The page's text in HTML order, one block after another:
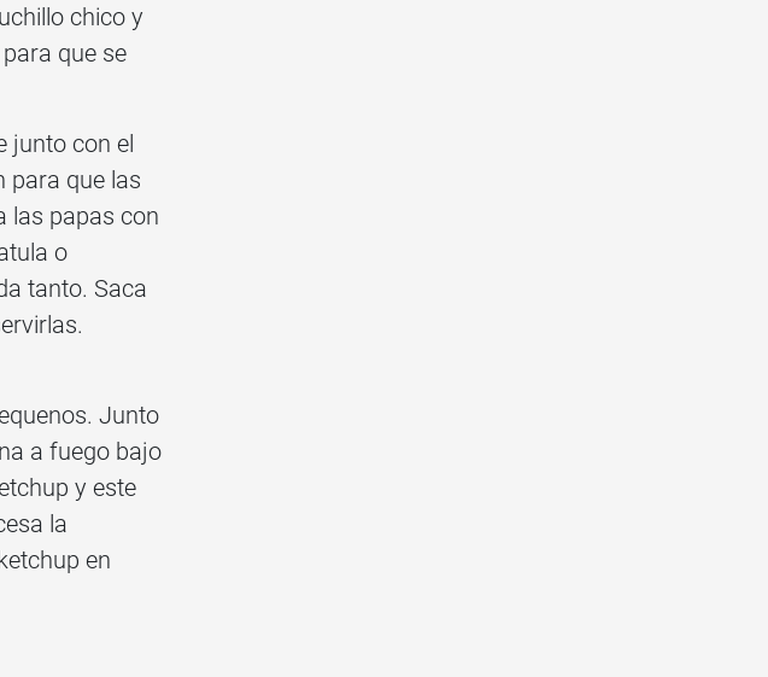
chico y
que se
junto con el
para que las
las papas con
o
tanto. Saca
Junto
a fuego bajo
y este
la
en